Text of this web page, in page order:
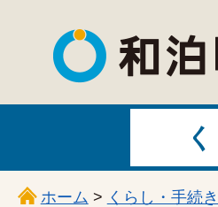
和泊町
ホーム > くらし・手続き